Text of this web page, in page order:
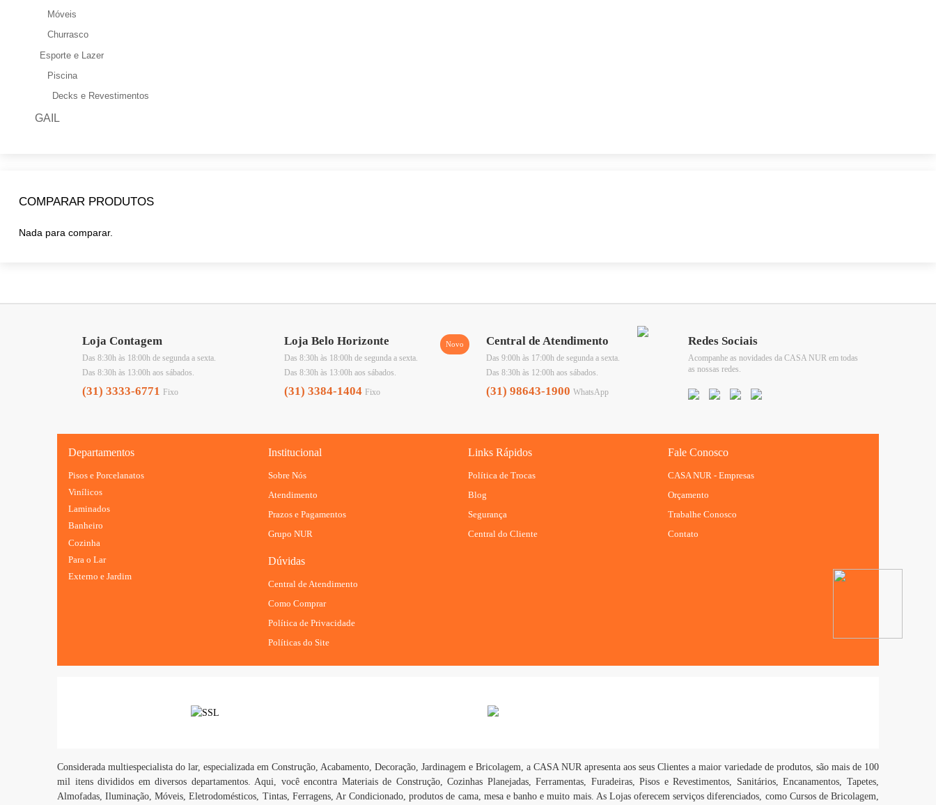
Móveis
Churrasco
Esporte e Lazer
Piscina
Decks e Revestimentos
GAIL
COMPARAR PRODUTOS
Nada para comparar.
Loja Contagem
Das 8:30h às 18:00h de segunda a sexta.
Das 8:30h às 13:00h aos sábados.
(31) 3333-6771 Fixo
Loja Belo Horizonte
Das 8:30h às 18:00h de segunda a sexta.
Das 8:30h às 13:00h aos sábados.
(31) 3384-1404 Fixo
Central de Atendimento
Das 9:00h às 17:00h de segunda a sexta.
Das 8:30h às 12:00h aos sábados.
(31) 98643-1900 WhatsApp
Redes Sociais
Acompanhe as novidades da CASA NUR em todas
as nossas redes.
Departamentos
Pisos e Porcelanatos
Vinílicos
Laminados
Banheiro
Cozinha
Para o Lar
Externo e Jardim
Institucional
Sobre Nós
Atendimento
Prazos e Pagamentos
Grupo NUR
Dúvidas
Central de Atendimento
Como Comprar
Política de Privacidade
Políticas do Site
Links Rápidos
Política de Trocas
Blog
Segurança
Central do Cliente
Fale Conosco
CASA NUR - Empresas
Orçamento
Trabalhe Conosco
Contato
Considerada multiespecialista do lar, especializada em Construção, Acabamento, Decoração, Jardinagem e Bricolagem, a CASA NUR apresenta aos seus Clientes a maior variedade de produtos, são mais de 100
mil itens divididos em diversos departamentos. Aqui, você encontra Materiais de Construção, Cozinhas Planejadas, Ferramentas, Furadeiras, Pisos e Revestimentos, Sanitários, Encanamentos, Tapetes,
Almofadas, Iluminação, Móveis, Eletrodomésticos, Tintas, Ferragens, Ar Condicionado, produtos de cama, mesa e banho e muito mais. As Lojas oferecem serviços diferenciados, como Cursos de Bricolagem,